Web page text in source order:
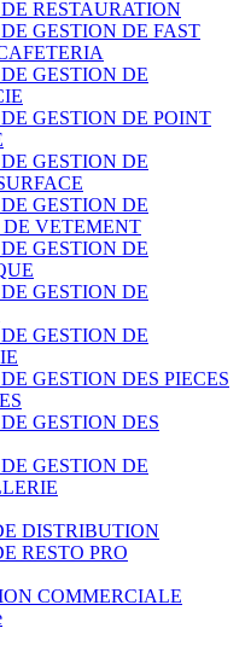
RESTAURATION
GESTION DE FAST
GESTION DE
GESTION DE POINT
GESTION DE
GESTION DE
VETEMENT
GESTION DE
GESTION DE
GESTION DE
GESTION DES PIECES
GESTION DES
GESTION DE
DISTRIBUTION
RESTO PRO
COMMERCIALE